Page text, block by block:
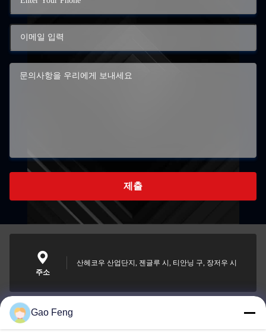
제출
주소
산헤코우 산업단지, 젠글루 시, 티안닝 구, 장저우 시
suli@sulidry.com
Gao Feng